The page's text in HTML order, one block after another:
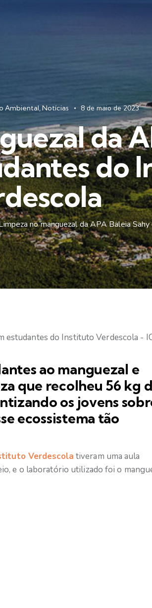
Ambiental,Notícias 8 de maio de 2023
da
do
no manguezal da APA Baleia Sahy
ao manguezal e
que recolheu 56 kg
os jovens
ecossistema tão
Verdescola tiveram uma aula
e o laboratório utilizado foi o